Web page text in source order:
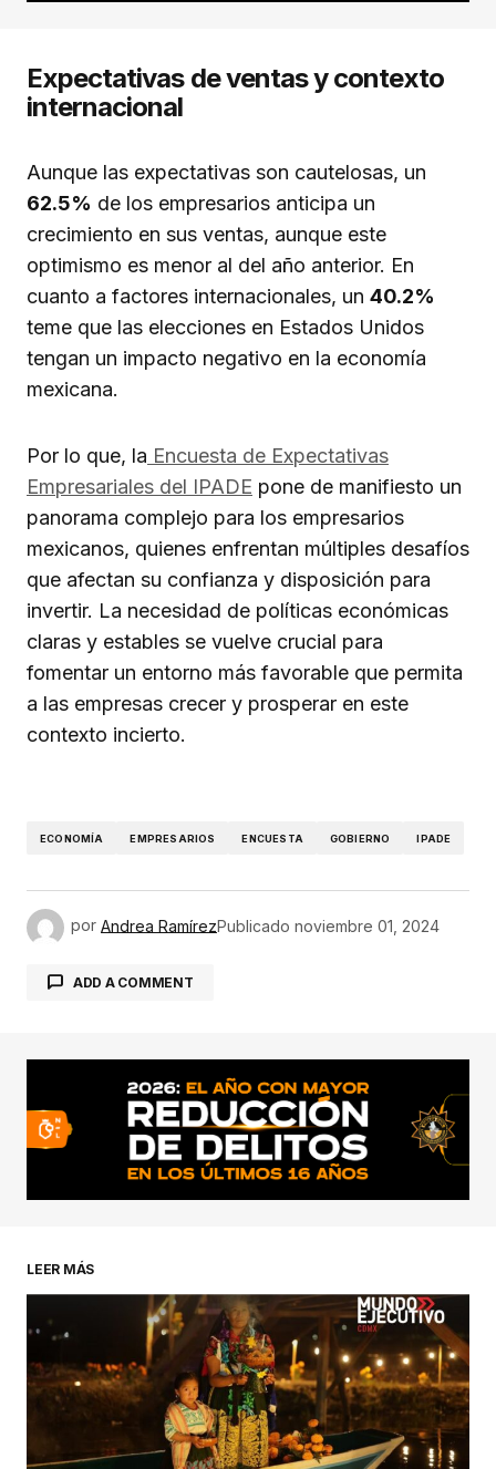
Expectativas de ventas y contexto
internacional
Aunque las expectativas son cautelosas, un
62.5% de los empresarios anticipa un
crecimiento en sus ventas, aunque este
optimismo es menor al del año anterior. En
cuanto a factores internacionales, un 40.2%
teme que las elecciones en Estados Unidos
tengan un impacto negativo en la economía
mexicana.
Por lo que, la Encuesta de Expectativas
Empresariales del IPADE pone de manifiesto un
panorama complejo para los empresarios
mexicanos, quienes enfrentan múltiples desafíos
que afectan su confianza y disposición para
invertir. La necesidad de políticas económicas
claras y estables se vuelve crucial para
fomentar un entorno más favorable que permita
a las empresas crecer y prosperar en este
contexto incierto.
ECONOMÍA EMPRESARIOS ENCUESTA GOBIERNO IPADE
por Andrea RamírezPublicado noviembre 01, 2024
ADD A COMMENT
conectado
LEER MÁS